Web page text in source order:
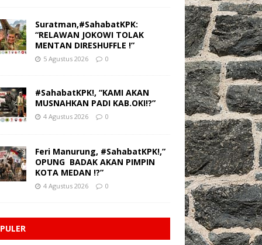
Suratman,#SahabatKPK:
“RELAWAN JOKOWI TOLAK
MENTAN DIRESHUFFLE !”
5 Agustus 2026 0
#SahabatKPK!, “KAMI AKAN
MUSNAHKAN PADI KAB.OKI!?”
4 Agustus 2026 0
Feri Manurung, #SahabatKPK!,”
OPUNG BADAK AKAN PIMPIN
KOTA MEDAN !?”
4 Agustus 2026 0